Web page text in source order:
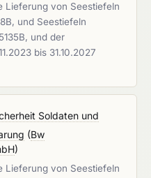
Lieferung von Seestiefeln
und Seestiefeln
und der
bis 31.10.2027
Soldaten und
(Bw
)
Lieferung von Seestiefeln